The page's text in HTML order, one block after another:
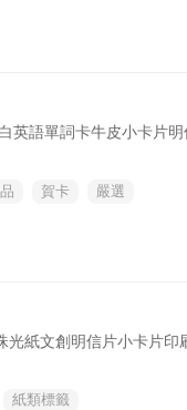
英語單詞卡牛皮小卡片明
賀卡
嚴選
光紙文創明信片小卡片印
紙類標籤